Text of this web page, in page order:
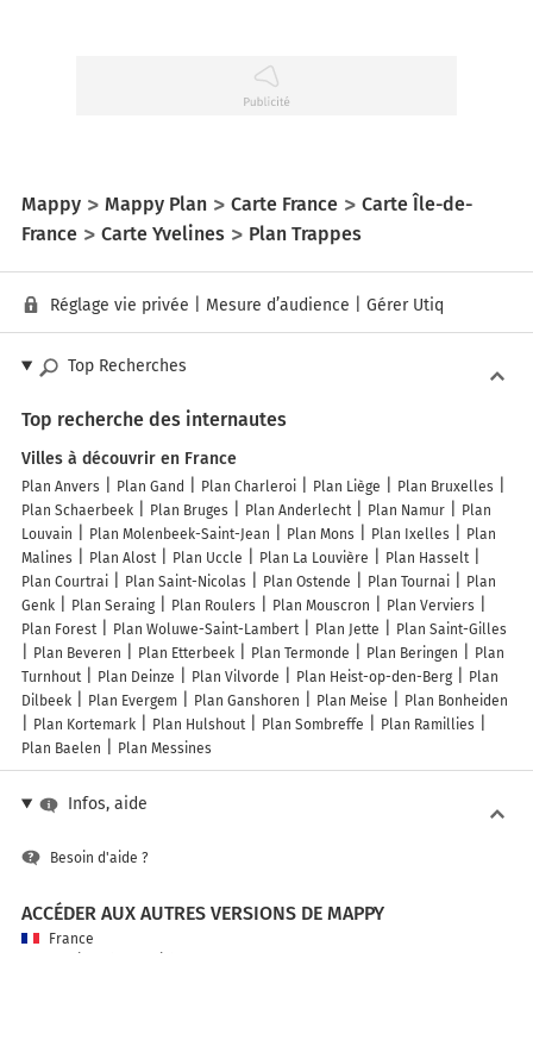
Mappy Mappy Plan Carte France
Carte Île-de-
France
Carte Yvelines Plan Trappes
Réglage vie privée Mesure d’audience Gérer Utiq
Top Recherches
Top recherche des internautes
Villes à découvrir en France
Plan Anvers Plan Gand Plan Charleroi Plan Liège
Plan Bruxelles
Plan Schaerbeek
Plan Bruges Plan Anderlecht Plan Namur
Plan
Louvain
Plan Molenbeek-Saint-Jean Plan Mons Plan Ixelles
Plan
Malines
Plan Alost Plan Uccle Plan La Louvière
Plan Hasselt
Plan Courtrai
Plan Saint-Nicolas Plan Ostende Plan Tournai
Plan
Genk
Plan Seraing Plan Roulers Plan Mouscron
Plan Verviers
Plan Forest
Plan Woluwe-Saint-Lambert Plan Jette
Plan Saint-Gilles
Plan Beveren
Plan Etterbeek Plan Termonde Plan Beringen
Plan
Turnhout
Plan Deinze Plan Vilvorde Plan Heist-op-den-Berg
Plan
Dilbeek
Plan Evergem Plan Ganshoren Plan Meise
Plan Bonheiden
Plan Kortemark
Plan Hulshout Plan Sombreffe
Plan Ramillies
Plan Baelen
Plan Messines
Infos, aide
Besoin d'aide ?
ACCÉDER AUX AUTRES VERSIONS DE MAPPY
France